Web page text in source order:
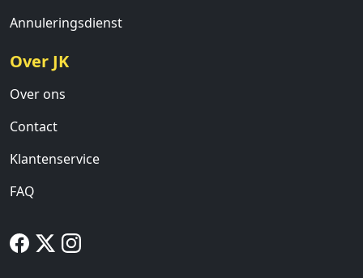
Annuleringsdienst
Over JK
Over ons
Contact
Klantenservice
FAQ